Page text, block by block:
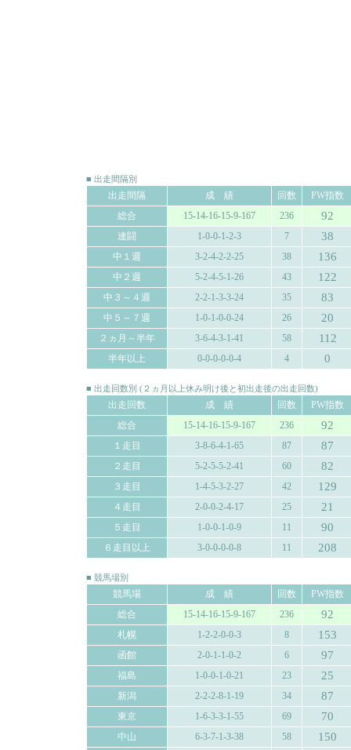
■ 出走間隔別
出走間隔 成 績 回数
PW指数
総合
15-14-16-15-9-167 236 92
連闘 1-0-0-1-2-3 7 38
中１週 3-2-4-2-2-25 38 136
中２週 5-2-4-5-1-26 43 122
中３～４週 2-2-1-3-3-24 35 83
中５～７週 1-0-1-0-0-24 26 20
２ヵ月～半年 3-6-4-3-1-41 58 112
半年以上 0-0-0-0-0-4 4 0
■ 出走回数別 (２ヵ月以上休み明け後と初出走後の出走回数)
出走回数 成 績 回数
PW指数
総合
15-14-16-15-9-167 236 92
１走目 3-8-6-4-1-65 87 87
２走目 5-2-5-5-2-41 60 82
３走目 1-4-5-3-2-27 42 129
４走目 2-0-0-2-4-17 25 21
５走目 1-0-0-1-0-9 11 90
６走目以上 3-0-0-0-0-8 11 208
■ 競馬場別
競馬場 成 績 回数
PW指数
総合
15-14-16-15-9-167 236 92
札幌 1-2-2-0-0-3 8 153
函館 2-0-1-1-0-2 6 97
福島 1-0-0-1-0-21 23 25
新潟 2-2-2-8-1-19 34 87
東京 1-6-3-3-1-55 69 70
中山 6-3-7-1-3-38 58 150